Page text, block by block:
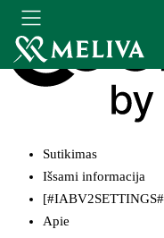
Sutikimas
Išsami informacija
Apie